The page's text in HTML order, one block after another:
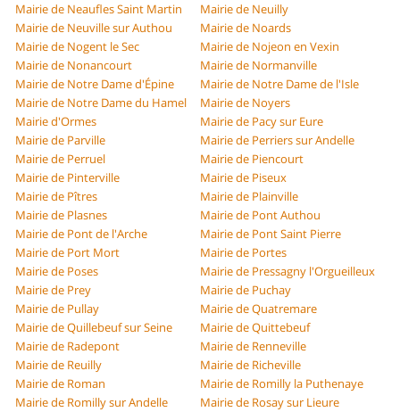
Mairie de Neaufles Saint Martin
Mairie de Neuilly
Mairie de Neuville sur Authou
Mairie de Noards
Mairie de Nogent le Sec
Mairie de Nojeon en Vexin
Mairie de Nonancourt
Mairie de Normanville
Mairie de Notre Dame d'Épine
Mairie de Notre Dame de l'Isle
Mairie de Notre Dame du Hamel
Mairie de Noyers
Mairie d'Ormes
Mairie de Pacy sur Eure
Mairie de Parville
Mairie de Perriers sur Andelle
Mairie de Perruel
Mairie de Piencourt
Mairie de Pinterville
Mairie de Piseux
Mairie de Pîtres
Mairie de Plainville
Mairie de Plasnes
Mairie de Pont Authou
Mairie de Pont de l'Arche
Mairie de Pont Saint Pierre
Mairie de Port Mort
Mairie de Portes
Mairie de Poses
Mairie de Pressagny l'Orgueilleux
Mairie de Prey
Mairie de Puchay
Mairie de Pullay
Mairie de Quatremare
Mairie de Quillebeuf sur Seine
Mairie de Quittebeuf
Mairie de Radepont
Mairie de Renneville
Mairie de Reuilly
Mairie de Richeville
Mairie de Roman
Mairie de Romilly la Puthenaye
Mairie de Romilly sur Andelle
Mairie de Rosay sur Lieure